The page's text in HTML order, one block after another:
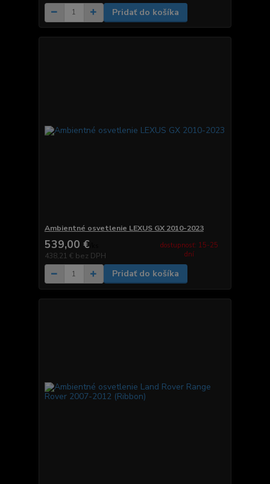
Pridať do košíka
Ambientné osvetlenie LEXUS GX 2010-2023
539,00 €
438,21 € bez DPH
dostupnosť: 15-25
dní
Pridať do košíka